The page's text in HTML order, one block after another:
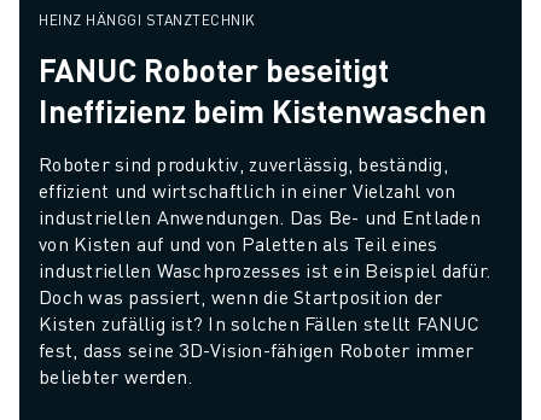
HEINZ HÄNGGI STANZTECHNIK
FANUC Roboter beseitigt
Ineffizienz beim Kistenwaschen
Roboter sind produktiv, zuverlässig, beständig,
effizient und wirtschaftlich in einer Vielzahl von
industriellen Anwendungen. Das Be- und Entladen
von Kisten auf und von Paletten als Teil eines
industriellen Waschprozesses ist ein Beispiel dafür.
Doch was passiert, wenn die Startposition der
Kisten zufällig ist? In solchen Fällen stellt FANUC
fest, dass seine 3D-Vision-fähigen Roboter immer
beliebter werden.